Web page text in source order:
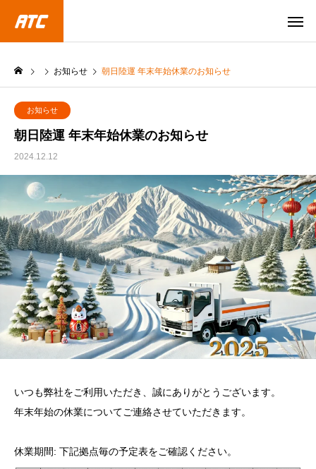
お知らせ 朝日陸運 年末年始休業のお知らせ
お知らせ
朝日陸運 年末年始休業のお知らせ
2024.12.12
いつも弊社をご利用いただき、誠にありがとうございます。
年末年始の休業についてご連絡させていただきます。
休業期間: 下記拠点毎の予定表をご確認ください。